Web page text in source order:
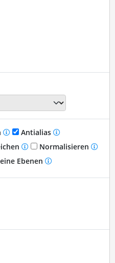
Antialias
Normalisieren
Ebenen